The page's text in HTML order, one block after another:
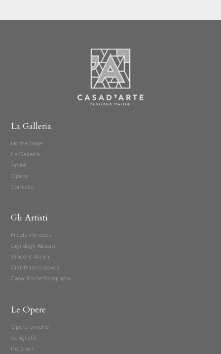
La Galleria
Home page
La Galleria
Artisti
Opere
Contatti
Gli Artisti
Nicola Perucca
Gigi degli Abbati
Vincent Alran
Gianfranco Asveri
Casa d’Arte fotografia
Le Opere
Opere Uniche
Serigrafie
Incisioni